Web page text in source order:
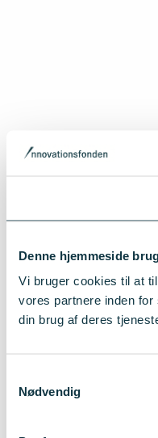
Denne hjemmeside
Vi bruger cookies til at
vores partnere inden
din brug af deres
Nødvendig